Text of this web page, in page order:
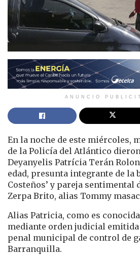
ANUNCIO
En la noche de este miércoles,
de la Policía del Atlántico
Deyanyelis Patrícia Terán
edad, presunta integrante de la
Costeños’ y pareja sentimental
Zerpa Brito, alias Tommy
Alias Patricia, como es
mediante orden judicial emitida
penal municipal de control de
Barranquilla.